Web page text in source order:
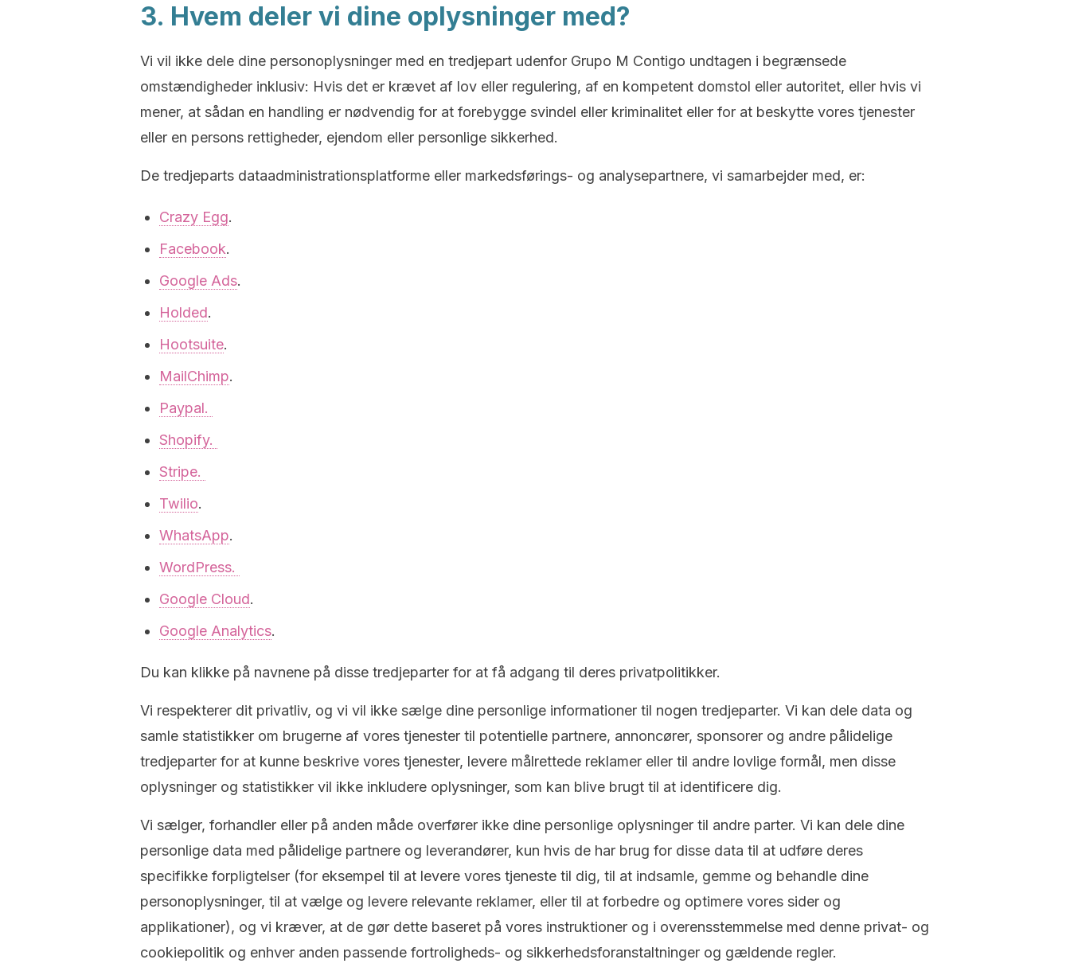
3. Hvem deler vi dine oplysninger med?
Vi vil ikke dele dine personoplysninger med en tredjepart udenfor Grupo M Contigo undtagen i begrænsede
omstændigheder inklusiv: Hvis det er krævet af lov eller regulering, af en kompetent domstol eller autoritet, eller hvis vi
mener, at sådan en handling er nødvendig for at forebygge svindel eller kriminalitet eller for at beskytte vores tjenester
eller en persons rettigheder, ejendom eller personlige sikkerhed.
De tredjeparts dataadministrationsplatforme eller markedsførings- og analysepartnere, vi samarbejder med, er:
Crazy Egg.
Facebook.
Google Ads.
Holded.
Hootsuite.
MailChimp.
Paypal.
Shopify.
Stripe.
Twilio.
WhatsApp.
WordPress.
Google Cloud.
Google Analytics.
Du kan klikke på navnene på disse tredjeparter for at få adgang til deres privatpolitikker.
Vi respekterer dit privatliv, og vi vil ikke sælge dine personlige informationer til nogen tredjeparter. Vi kan dele data og
samle statistikker om brugerne af vores tjenester til potentielle partnere, annoncører, sponsorer og andre pålidelige
tredjeparter for at kunne beskrive vores tjenester, levere målrettede reklamer eller til andre lovlige formål, men disse
oplysninger og statistikker vil ikke inkludere oplysninger, som kan blive brugt til at identificere dig.
Vi sælger, forhandler eller på anden måde overfører ikke dine personlige oplysninger til andre parter. Vi kan dele dine
personlige data med pålidelige partnere og leverandører, kun hvis de har brug for disse data til at udføre deres
specifikke forpligtelser (for eksempel til at levere vores tjeneste til dig, til at indsamle, gemme og behandle dine
personoplysninger, til at vælge og levere relevante reklamer, eller til at forbedre og optimere vores sider og
applikationer), og vi kræver, at de gør dette baseret på vores instruktioner og i overensstemmelse med denne privat- og
cookiepolitik og enhver anden passende fortroligheds- og sikkerhedsforanstaltninger og gældende regler.